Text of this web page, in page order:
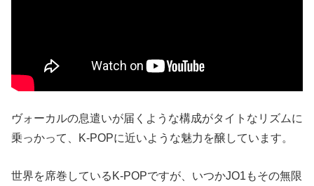
ヴォーカルの息遣いが届くような構成がタイトなリズムに
乗っかって、K-POPに近いような魅力を醸しています。
世界を席巻しているK-POPですが、いつかJO1もその無限